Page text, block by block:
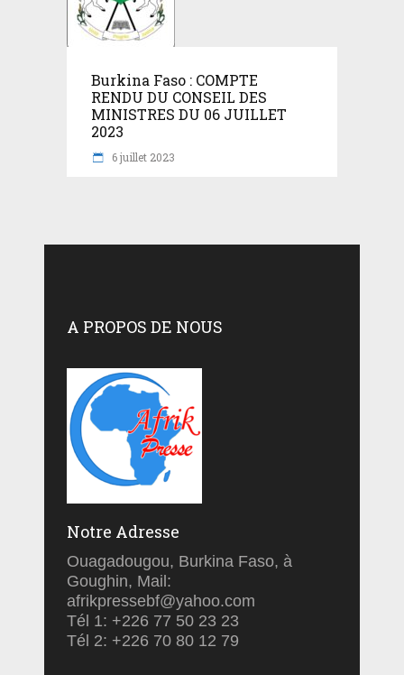
Burkina Faso : COMPTE
RENDU DU CONSEIL DES
MINISTRES DU 06 JUILLET
2023
6 juillet 2023
A PROPOS DE NOUS
Notre Adresse
Ouagadougou, Burkina Faso, à
Goughin, Mail:
afrikpressebf@yahoo.com
Tél 1: +226 77 50 23 23
Tél 2: +226 70 80 12 79